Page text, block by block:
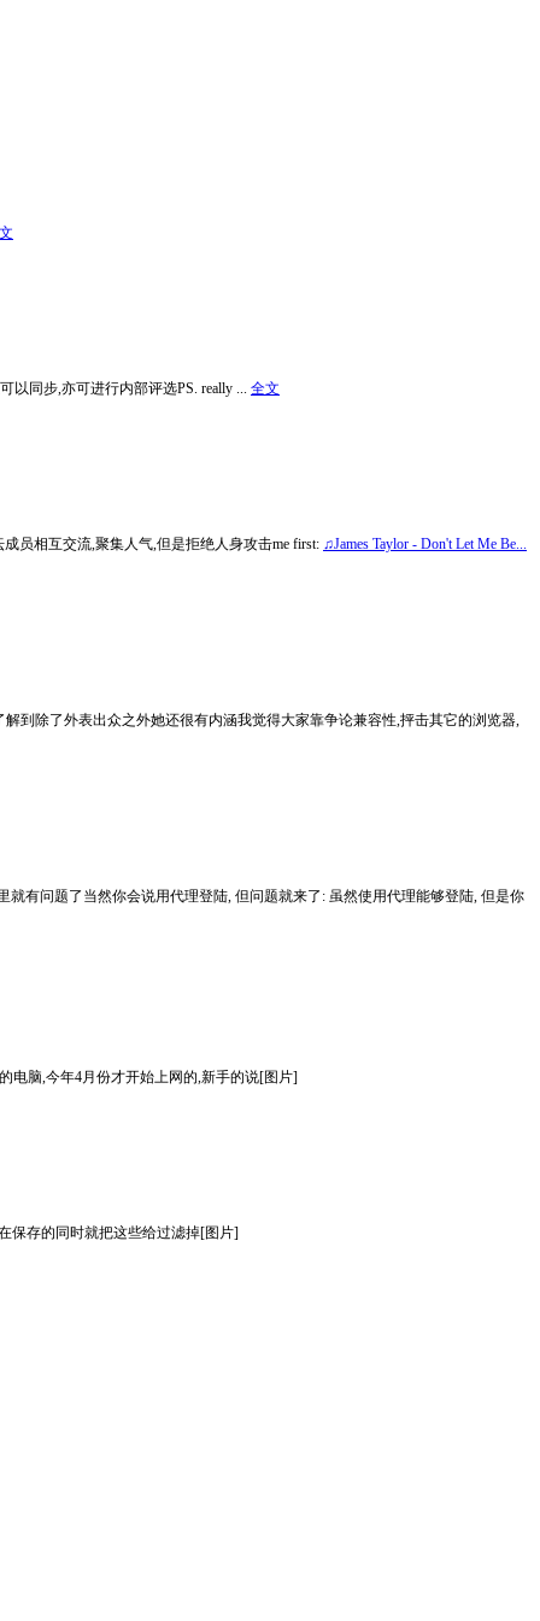
以同步,亦可进行内部评选PS. really ... 全文
员相互交流,聚集人气,但是拒绝人身攻击me first: ♫James Taylor - Don't Let Me Be...
到除了外表出众之外她还很有内涵我觉得大家靠争论兼容性,抨击其它的浏览器,
有问题了当然你会说用代理登陆, 但问题就来了: 虽然使用代理能够登陆, 但是你
电脑,今年4月份才开始上网的,新手的说[图片]
保存的同时就把这些给过滤掉[图片]